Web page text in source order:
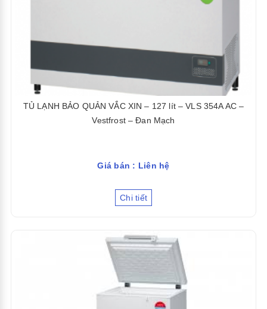
TỦ LẠNH BẢO QUẢN VẮC XIN – 127 lít – VLS 354A AC –
Vestfrost – Đan Mạch
Giá bán : Liên hệ
Chi tiết